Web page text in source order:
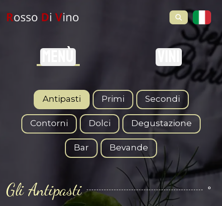
Antipasti Primi Secondi
Contorni Dolci Degustazione
Bar Bevande
Gli Antipasti °